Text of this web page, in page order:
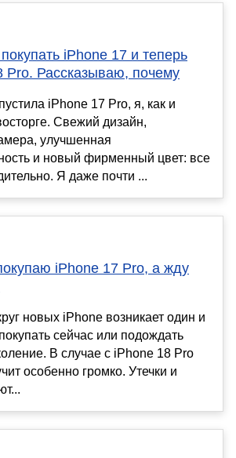
iPhone 17 и теперь
Pro. Рассказываю, почему
iPhone 17 Pro, я, как и
Свежий дизайн,
улучшенная
и новый фирменный цвет: все
Я даже почти ...
iPhone 17 Pro, а жду
новых iPhone возникает один и
сейчас или подождать
В случае с iPhone 18 Pro
особенно громко. Утечки и